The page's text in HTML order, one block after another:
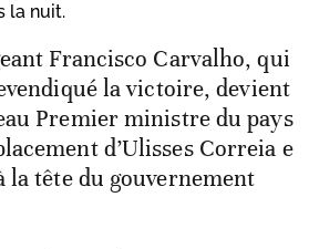
la nuit.
Francisco Carvalho, qui
la victoire, devient
Premier ministre du pays
d’Ulisses Correia e
la tête du gouvernement